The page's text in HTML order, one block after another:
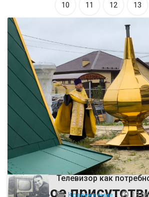
10 11 12 13
Живое
ВЫБОР РЕДАКЦИИ
Телевизор как
Краеведение 13